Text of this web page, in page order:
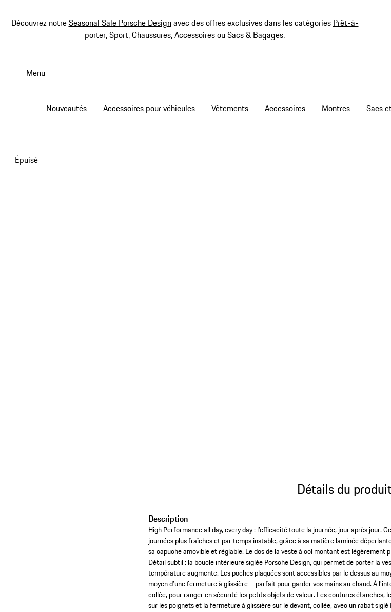
Découvrez notreSeasonal Sale Porsche Designavec des offres exclusives dans les catégories Prêt-à-
porter,Sport,Chaussures,AccessoiresouSacs & Bagages.
Menu
Nouveautés Accessoires pour véhicules Vêtements Accessoires Montres Sacs
Épuisé
Détails du
Description
High Performance all day, every day : l’efficacité toute la journée, jour après jour.
journées plus fraîches et par temps instable, grâce à sa matière laminée
sa capuche amovible et réglable. Le dos de la veste à col montant est
Détail subtil : la boucle intérieure siglée Porsche Design, qui permet de porter la
température augmente. Les poches plaquées sont accessibles par le dessus au
moyen d’une fermeture à glissière – parfait pour garder vos mains au chaud. À
collée, pour ranger en sécurité les petits objets de valeur. Les coutures
sur les poignets et la fermeture à glissière sur le devant, collée, avec un rabat